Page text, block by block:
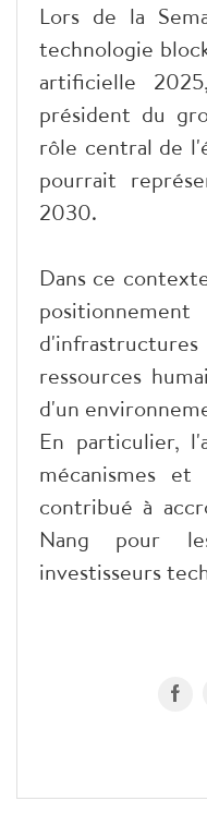
Lors de la
technologie
artificielle
président du
rôle central de
pourrait
2030.
Dans ce
ressources
d'un
En particulier,
mécanismes
contribué à
Nang pour
investisseurs